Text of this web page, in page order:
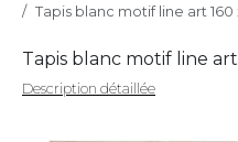
Tapis blanc motif line art 160
Tapis blanc motif line
Description détaillée